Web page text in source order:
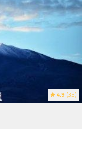
4.9 (35)